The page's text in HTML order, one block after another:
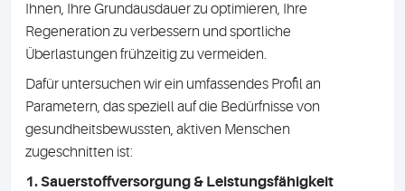
Ihnen, Ihre Grundausdauer zu optimieren, Ihre
Regeneration zu verbessern und sportliche
Überlastungen frühzeitig zu vermeiden.
Dafür untersuchen wir ein umfassendes Profil an
Parametern, das speziell auf die Bedürfnisse von
gesundheitsbewussten, aktiven Menschen
zugeschnitten ist:
1. Sauerstoffversorgung & Leistungsfähigkeit